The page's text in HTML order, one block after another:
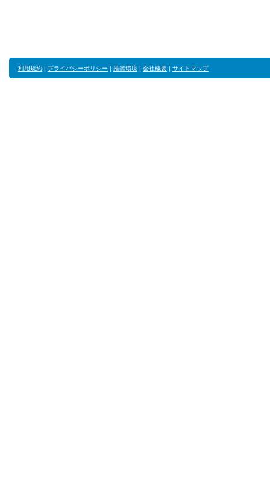
利用規約 | プライバシーポリシー | 推奨環境 | 会社概要 | サイトマップ